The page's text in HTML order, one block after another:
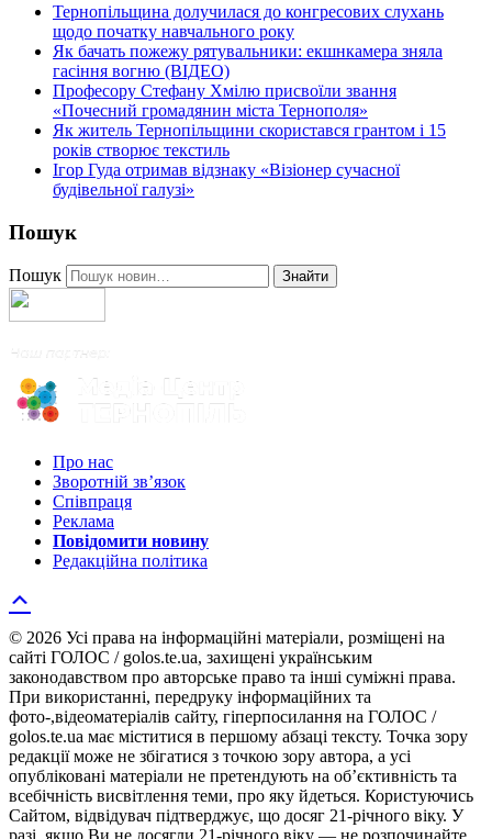
Тернопільщина долучилася до конгресових слухань
щодо початку навчального року
Як бачать пожежу рятувальники: екшнкамера зняла
гасіння вогню (ВІДЕО)
Професору Стефану Хмілю присвоїли звання
«Почесний громадянин міста Тернополя»
Як житель Тернопільщини скористався грантом і 15
років створює текстиль
Ігор Гуда отримав відзнаку «Візіонер сучасної
будівельної галузі»
Пошук
Пошук Знайти
Про нас
Зворотній зв’язок
Співпраця
Реклама
Повідомити новину
Редакційна політика
© 2026 Усі права на інформаційні матеріали, розміщені на
сайті ГОЛОС / golos.te.ua, захищені українським
законодавством про авторське право та інші суміжні права.
При використанні, передруку інформаційних та
фото-,відеоматеріалів сайту, гіперпосилання на ГОЛОС /
golos.te.ua має міститися в першому абзаці тексту. Точка зору
редакції може не збігатися з точкою зору автора, а усі
опубліковані матеріали не претендують на об’єктивність та
всебічність висвітлення теми, про яку йдеться. Користуючись
Сайтом, відвідувач підтверджує, що досяг 21-річного віку. У